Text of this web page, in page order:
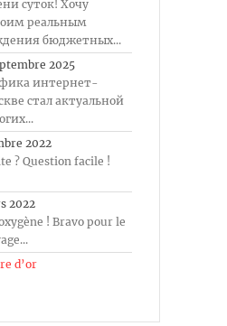
суток! Хочу
реальным
бюджетных...
2025
интернет-
стал актуальной
2022
? Question facile !
2022
! Bravo pour le
d’or